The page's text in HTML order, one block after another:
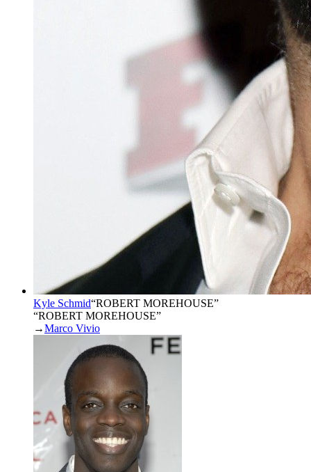
Kyle Schmid“ROBERT MOREHOUSE”
“ROBERT MOREHOUSE”
→Marco Vivio